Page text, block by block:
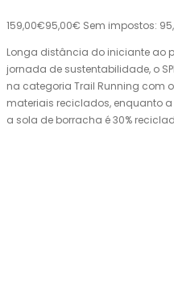
159,00€95,00€ Sem impostos:
Longa distância do iniciante ao
jornada de sustentabilidade, o
na categoria Trail Running com
materiais reciclados, enquanto a
a sola de borracha é 30%